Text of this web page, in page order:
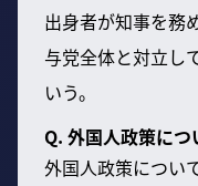
出身者が知事を務
与党全体と対立し
いう。
Q. 外国人政策につ
外国人政策につい